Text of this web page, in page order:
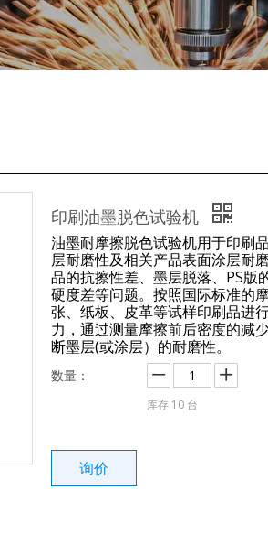
印刷油墨脱色试验机
油墨耐摩擦脱色试验机用于印刷
层耐磨性及相关产品表面涂层耐
品的抗擦性差、墨层脱落、PS版
硬度差等问题。按照国际标准的
张、纸板、皮革等试样印刷品进
力，通过测量摩擦前后密度的减
断墨层(或涂层）的耐磨性。
数量：
库存 10 台
询价